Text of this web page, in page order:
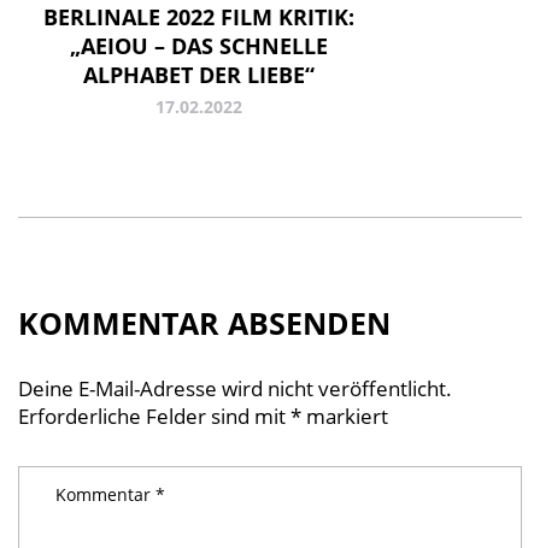
BERLINALE 2022 FILM KRITIK:
„AEIOU – DAS SCHNELLE
ALPHABET DER LIEBE“
17.02.2022
KOMMENTAR ABSENDEN
Deine E-Mail-Adresse wird nicht veröffentlicht.
Erforderliche Felder sind mit* markiert